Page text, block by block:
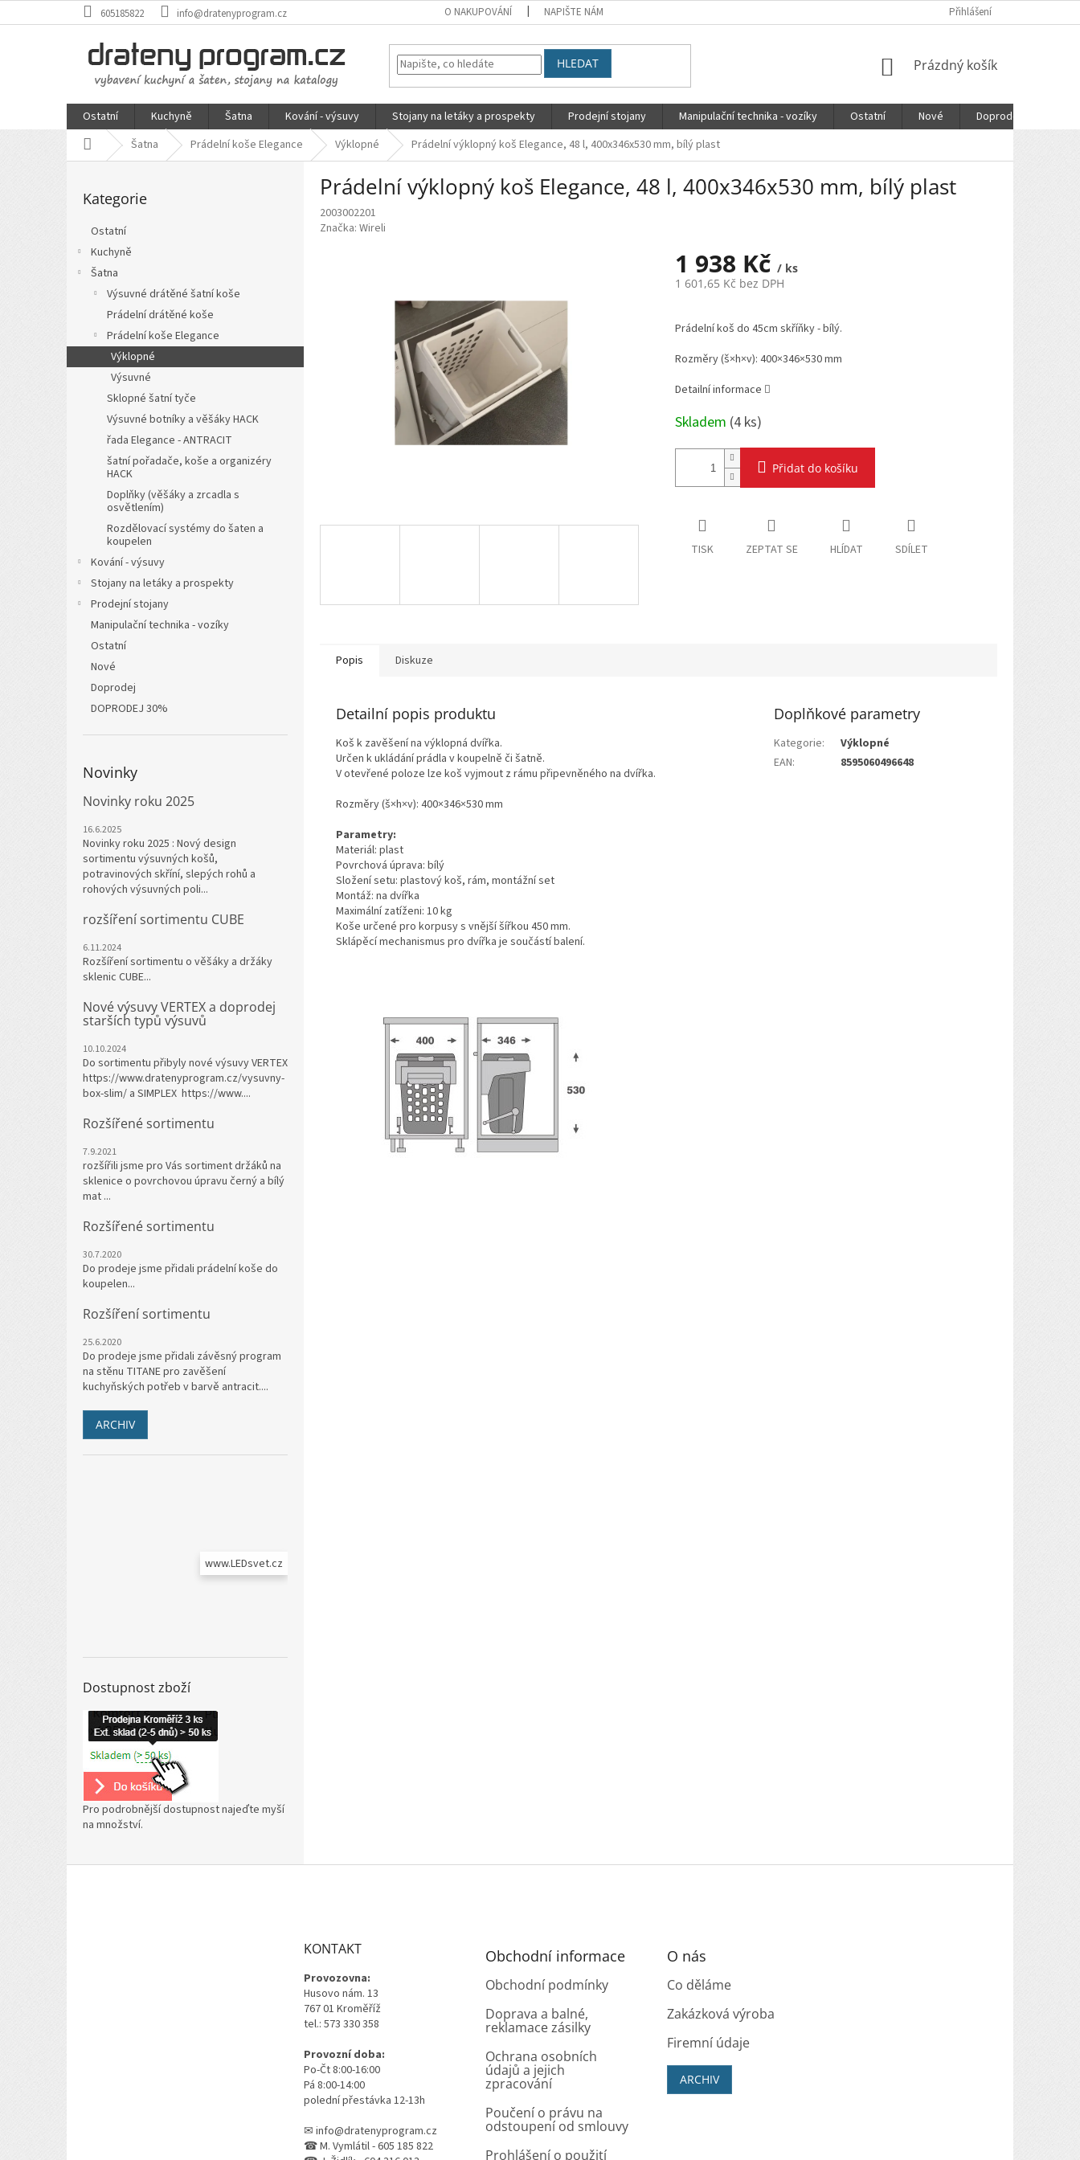
na
605185822 info@dratenyprogram.cz O NAKUPOVÁNÍ NAPIŠTE NÁM Přihlášení
HLEDAT
NÁKUPNÍ
Prázdný košík
Ostatní Kuchyně Šatna Kování - výsuvy Stojany na letáky a prospekty Prodejní stojany Manipulační technika - vozíky Ostatní Nové Doprodej
Domů Šatna Prádelní koše Elegance Výklopné Prádelní výklopný koš Elegance, 48 l, 400x346x530 mm, bílý plast
a
n
kategorie
Kategorie
Ostatní
Kuchyně
Šatna
Výsuvné drátěné šatní koše
Prádelní drátěné koše
Prádelní koše Elegance
Výklopné
Výsuvné
Sklopné šatní tyče
Výsuvné botníky a věšáky HACK
řada Elegance - ANTRACIT
šatní pořadače, koše a organizéry
HACK
Doplňky (věšáky a zrcadla s
osvětlením)
Rozdělovací systémy do šaten a
koupelen
Kování - výsuvy
Stojany na letáky a prospekty
Prodejní stojany
Manipulační technika - vozíky
Ostatní
Nové
Doprodej
DOPRODEJ 30%
Novinky
Novinky roku 2025
16.6.2025
Novinky roku 2025 : Nový design
sortimentu výsuvných košů,
potravinových skříní, slepých rohů a
rohových výsuvných poli...
rozšíření sortimentu CUBE
6.11.2024
Rozšíření sortimentu o věšáky a držáky
sklenic CUBE...
Nové výsuvy VERTEX a doprodej
starších typů výsuvů
10.10.2024
Do sortimentu přibyly nové výsuvy VERTEX
https://www.dratenyprogram.cz/vysuvny-
box-slim/ a SIMPLEX https://www....
Rozšířené sortimentu
7.9.2021
rozšířili jsme pro Vás sortiment držáků na
sklenice o povrchovou úpravu černý a bílý
mat ...
Rozšířené sortimentu
30.7.2020
Do prodeje jsme přidali prádelní koše do
koupelen...
Rozšíření sortimentu
25.6.2020
Do prodeje jsme přidali závěsný program
na stěnu TITANE pro zavěšení
kuchyňských potřeb v barvě antracit....
ARCHIV
www.LEDsvet.cz
Dostupnost zboží
Pro podrobnější dostupnost najeďte myší
na množství.
Prádelní výklopný koš Elegance, 48 l, 400x346x530 mm, bílý plast
2003002201
Značka: Wireli
1 938 Kč / ks
1 601,65 Kč bez DPH
cena:
Prádelní koš do 45cm skříňky - bílý.
Rozměry (š×h×v): 400×346×530 mm
Detailní informace
Skladem (4 ks)
Přidat do košíku
TISK ZEPTAT SE HLÍDAT SDÍLET
Popis Diskuze
Detailní popis produktu
Koš k zavěšení na výklopná dvířka.
Určen k ukládání prádla v koupelně či šatně.
V otevřené poloze lze koš vyjmout z rámu připevněného na dvířka.
Rozměry (š×h×v): 400×346×530 mm
Parametry:
Materiál: plast
Povrchová úprava: bílý
Složení setu: plastový koš, rám, montážní set
Montáž: na dvířka
Maximální zatíženi: 10 kg
Koše určené pro korpusy s vnější šířkou 450 mm.
Sklápěcí mechanismus pro dvířka je součástí balení.
Doplňkové parametry
Kategorie:
Výklopné
EAN: 8595060496648
KONTAKT
Provozovna:
Husovo nám. 13
767 01 Kroměříž
tel.: 573 330 358
Provozní doba:
Po-Čt 8:00-16:00
Pá 8:00-14:00
polední přestávka 12-13h
✉ info@dratenyprogram.cz
☎ M. Vymlátil - 605 185 822
Obchodní informace
Obchodní podmínky
Doprava a balné,
reklamace zásilky
Ochrana osobních
údajů a jejich
zpracování
Poučení o právu na
odstoupení od smlouvy
Prohlášení o použití
O nás
Co děláme
Zakázková výroba
Firemní údaje
ARCHIV